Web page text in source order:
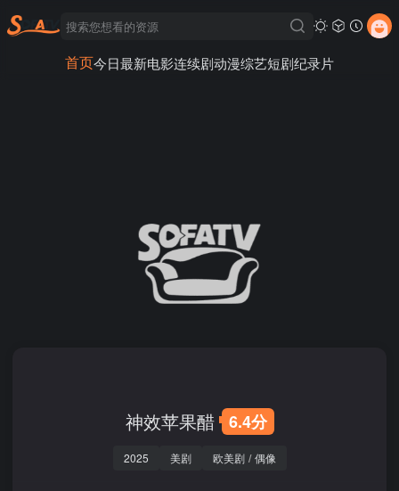
首页今日最新电影连续剧动漫综艺短剧纪录片
神效苹果醋 6.4分
2025 美剧 欧美剧 / 偶像